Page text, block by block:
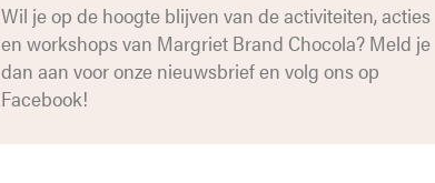
Wil je op de hoogte blijven van de activiteiten, acties
en workshops van Margriet Brand Chocola? Meld je
dan aan voor onze nieuwsbrief en volg ons op
Facebook!